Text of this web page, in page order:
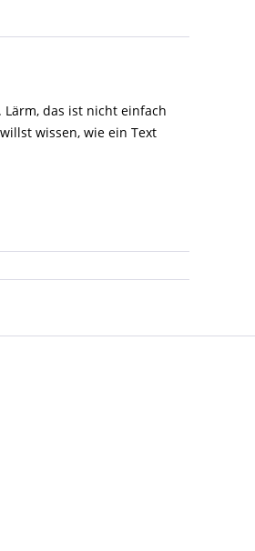
das ist nicht einfach
wissen, wie ein Text